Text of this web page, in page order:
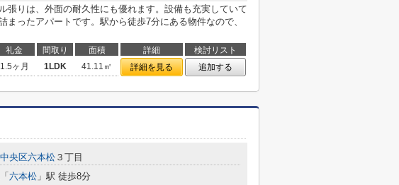
張りは、外面の耐久性にも優れます。設備も充実していて
まったアパートです。駅から徒歩7分にある物件なので、
礼金 間取り 面積 詳細
検討リスト
1.5ヶ月 1LDK 41.11㎡ 詳細を見る 追加する
央区六本松 ３丁目
「 六本松 」駅 徒歩8分